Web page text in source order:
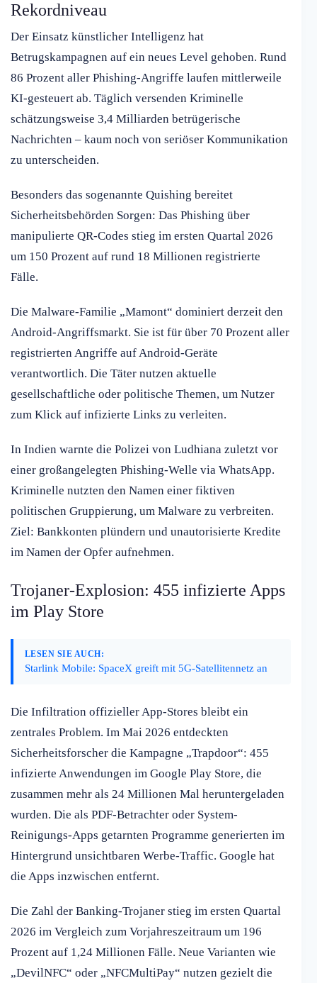
Rekordniveau
Der Einsatz künstlicher Intelligenz hat
Betrugskampagnen auf ein neues Level gehoben. Rund
86 Prozent aller Phishing-Angriffe laufen mittlerweile
KI-gesteuert ab. Täglich versenden Kriminelle
schätzungsweise 3,4 Milliarden betrügerische
Nachrichten – kaum noch von seriöser Kommunikation
zu unterscheiden.
Besonders das sogenannte Quishing bereitet
Sicherheitsbehörden Sorgen: Das Phishing über
manipulierte QR-Codes stieg im ersten Quartal 2026
um 150 Prozent auf rund 18 Millionen registrierte
Fälle.
Die Malware-Familie „Mamont“ dominiert derzeit den
Android-Angriffsmarkt. Sie ist für über 70 Prozent aller
registrierten Angriffe auf Android-Geräte
verantwortlich. Die Täter nutzen aktuelle
gesellschaftliche oder politische Themen, um Nutzer
zum Klick auf infizierte Links zu verleiten.
In Indien warnte die Polizei von Ludhiana zuletzt vor
einer großangelegten Phishing-Welle via WhatsApp.
Kriminelle nutzten den Namen einer fiktiven
politischen Gruppierung, um Malware zu verbreiten.
Ziel: Bankkonten plündern und unautorisierte Kredite
im Namen der Opfer aufnehmen.
Trojaner-Explosion: 455 infizierte Apps
im Play Store
LESEN SIE AUCH:
Starlink Mobile: SpaceX greift mit 5G-Satellitennetz an
Die Infiltration offizieller App-Stores bleibt ein
zentrales Problem. Im Mai 2026 entdeckten
Sicherheitsforscher die Kampagne „Trapdoor“: 455
infizierte Anwendungen im Google Play Store, die
zusammen mehr als 24 Millionen Mal heruntergeladen
wurden. Die als PDF-Betrachter oder System-
Reinigungs-Apps getarnten Programme generierten im
Hintergrund unsichtbaren Werbe-Traffic. Google hat
die Apps inzwischen entfernt.
Die Zahl der Banking-Trojaner stieg im ersten Quartal
2026 im Vergleich zum Vorjahreszeitraum um 196
Prozent auf 1,24 Millionen Fälle. Neue Varianten wie
„DevilNFC“ oder „NFCMultiPay“ nutzen gezielt die